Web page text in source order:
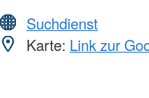
Suchdienst
Karte: Link zur